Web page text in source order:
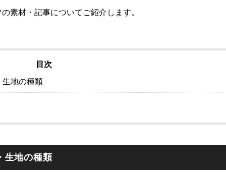
素材・記事についてご紹介します。
目次
生地の種類
生地の種類